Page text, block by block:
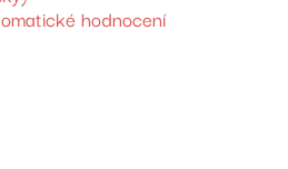
hodnocení